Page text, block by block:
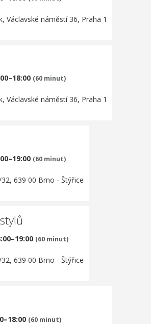
Václavské náměstí 36, Praha 1
(60 minut)
Václavské náměstí 36, Praha 1
(60 minut)
639 00 Brno - Štýřice
(60 minut)
639 00 Brno - Štýřice
(60 minut)